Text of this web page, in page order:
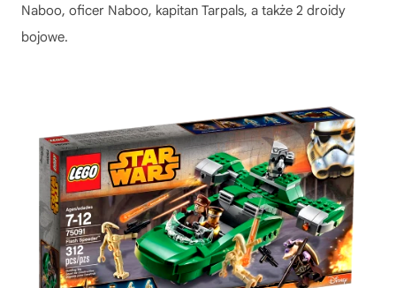
Naboo, oficer Naboo, kapitan Tarpals, a także 2 droidy
bojowe.